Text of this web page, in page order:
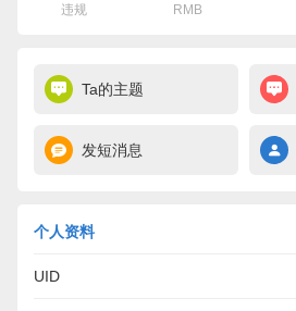
违规 RMB
Ta的主题
发短消息
个人资料
UID